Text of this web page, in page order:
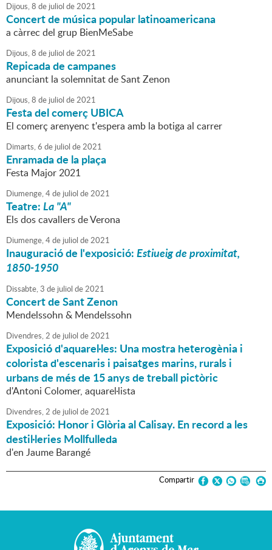
Dijous,8 de juliol de2021
Concert de música popular latinoamericana
a càrrec del grup BienMeSabe
Dijous,8 de juliol de2021
Repicada de campanes
anunciant la solemnitat de Sant Zenon
Dijous,8 de juliol de2021
Festa del comerç UBICA
El comerç arenyenc t'espera amb la botiga al carrer
Dimarts,6 de juliol de2021
Enramada de la plaça
Festa Major 2021
Diumenge,4de juliol de2021
Teatre:La "A"
Els dos cavallers de Verona
Diumenge,4de juliol de2021
Inauguració de l'exposició:Estiueig de proximitat,
1850-1950
Dissabte,3 de juliol de2021
Concert de Sant Zenon
Mendelssohn & Mendelssohn
Divendres,2 de juliol de2021
Exposició d'aquarel·les: Una mostra heterogènia i
colorista d'escenaris i paisatges marins, rurals i
urbans de més de 15 anys de treball pictòric
d'Antoni Colomer, aquarel·lista
Divendres,2 de juliol de2021
Exposició: Honor i Glòria al Calisay. En record a les
destil·leries Mollfulleda
d'en Jaume Barangé
Compartir